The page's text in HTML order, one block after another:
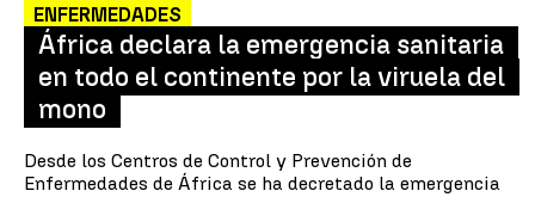
ENFERMEDADES
África declara la emergencia sanitaria
en todo el continente por la viruela del
mono
Desde los Centros de Control y Prevención de
Enfermedades de África se ha decretado la emergencia